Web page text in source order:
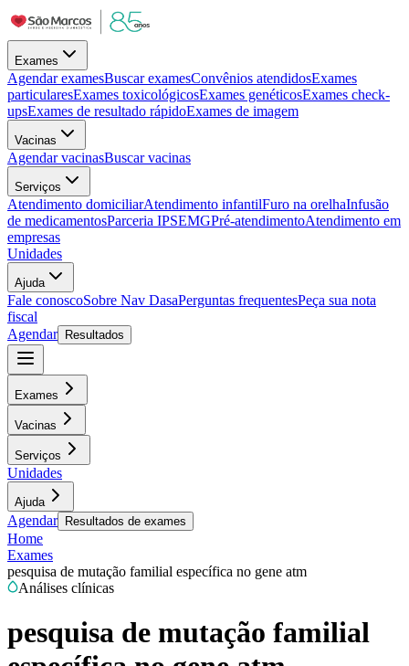
Exames
Agendar examesBuscar examesConvênios atendidosExames
particularesExames toxicológicosExames genéticosExames check-
upsExames de resultado rápidoExames de imagem
Vacinas
Agendar vacinasBuscar vacinas
Serviços
Atendimento domiciliarAtendimento infantilFuro na orelhaInfusão
de medicamentosParceria IPSEMGPré-atendimentoAtendimento em
empresas
Unidades
Ajuda
Fale conoscoSobre Nav DasaPerguntas frequentesPeça sua nota
fiscal
Agendar
Resultados
Exames
Vacinas
Serviços
Unidades
Ajuda
Agendar Resultados de exames
Home
Exames
pesquisa de mutação familial específica no gene atm
Análises clínicas
pesquisa de mutação familial